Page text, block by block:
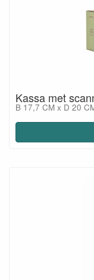
Kassa met
B 17,7 CM x D 20